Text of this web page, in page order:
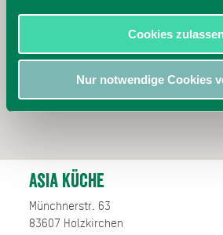
Cookies
Nur notwendige Cookies
Asia Küche
Münchnerstr. 63
83607 Holzkirchen